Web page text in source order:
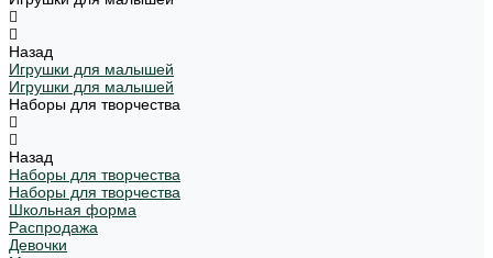
Назад
Игрушки для малышей
Игрушки для малышей
Наборы для творчества
Назад
Наборы для творчества
Наборы для творчества
Школьная форма
Распродажа
Девочки